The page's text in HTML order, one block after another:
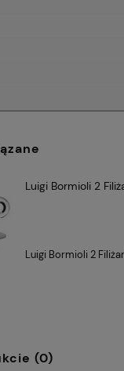
Luigi Bormioli 2
Luigi Bormioli 2
(0)